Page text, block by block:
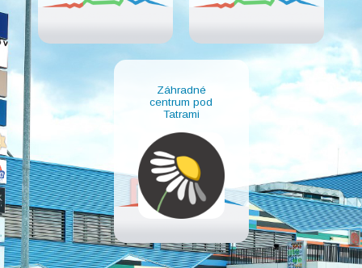
Záhradné
centrum pod
Tatrami